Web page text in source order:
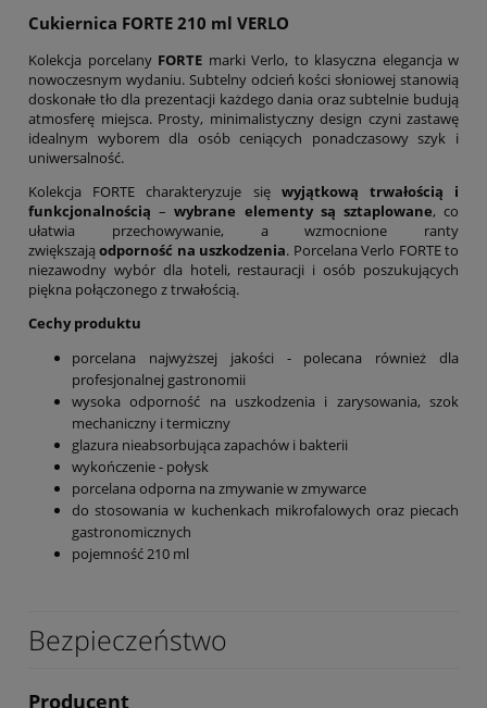
Cukiernica FORTE 210 ml VERLO
Kolekcja porcelany FORTE marki Verlo, to klasyczna elegancja w
nowoczesnym wydaniu. Subtelny odcień kości słoniowej stanowią
doskonałe tło dla prezentacji każdego dania oraz subtelnie budują
atmosferę miejsca. Prosty, minimalistyczny design czyni zastawę
idealnym wyborem dla osób ceniących ponadczasowy szyk i
uniwersalność.
Kolekcja FORTE charakteryzuje się wyjątkową trwałością i
funkcjonalnością –wybrane elementy są sztaplowane, co
ułatwia przechowywanie, a wzmocnione ranty
zwiększająodporność na uszkodzenia. Porcelana Verlo FORTE to
niezawodny wybór dla hoteli, restauracji i osób poszukujących
piękna połączonego z trwałością.
Cechy produktu
porcelana najwyższej jakości - polecana również dla
profesjonalnej gastronomii
wysoka odporność na uszkodzenia i zarysowania, szok
mechaniczny i termiczny
glazura nieabsorbująca zapachów i bakterii
wykończenie - połysk
porcelana odporna na zmywanie w zmywarce
do stosowania w kuchenkach mikrofalowych oraz piecach
gastronomicznych
pojemność 210 ml
Bezpieczeństwo
Producent